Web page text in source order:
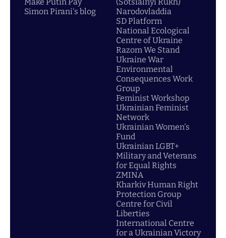
Simon Pirani's blog
Narodovladdia
SD Platform
National Ecological
Centre of Ukraine
Razom We Stand
Ukraine War
Environmental
Consequences Work
Group
Feminist Workshop
Ukrainian Feminist
Network
Ukrainian Women's
Fund
Ukrainian LGBT+
Military and Veterans
for Equal Rights
ZMINA
Kharkiv Human Right
Protection Group
Centre for Civil
Liberties
International Centre
for a Ukrainian Victory